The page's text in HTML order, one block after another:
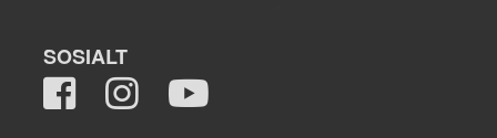
SOSIALT